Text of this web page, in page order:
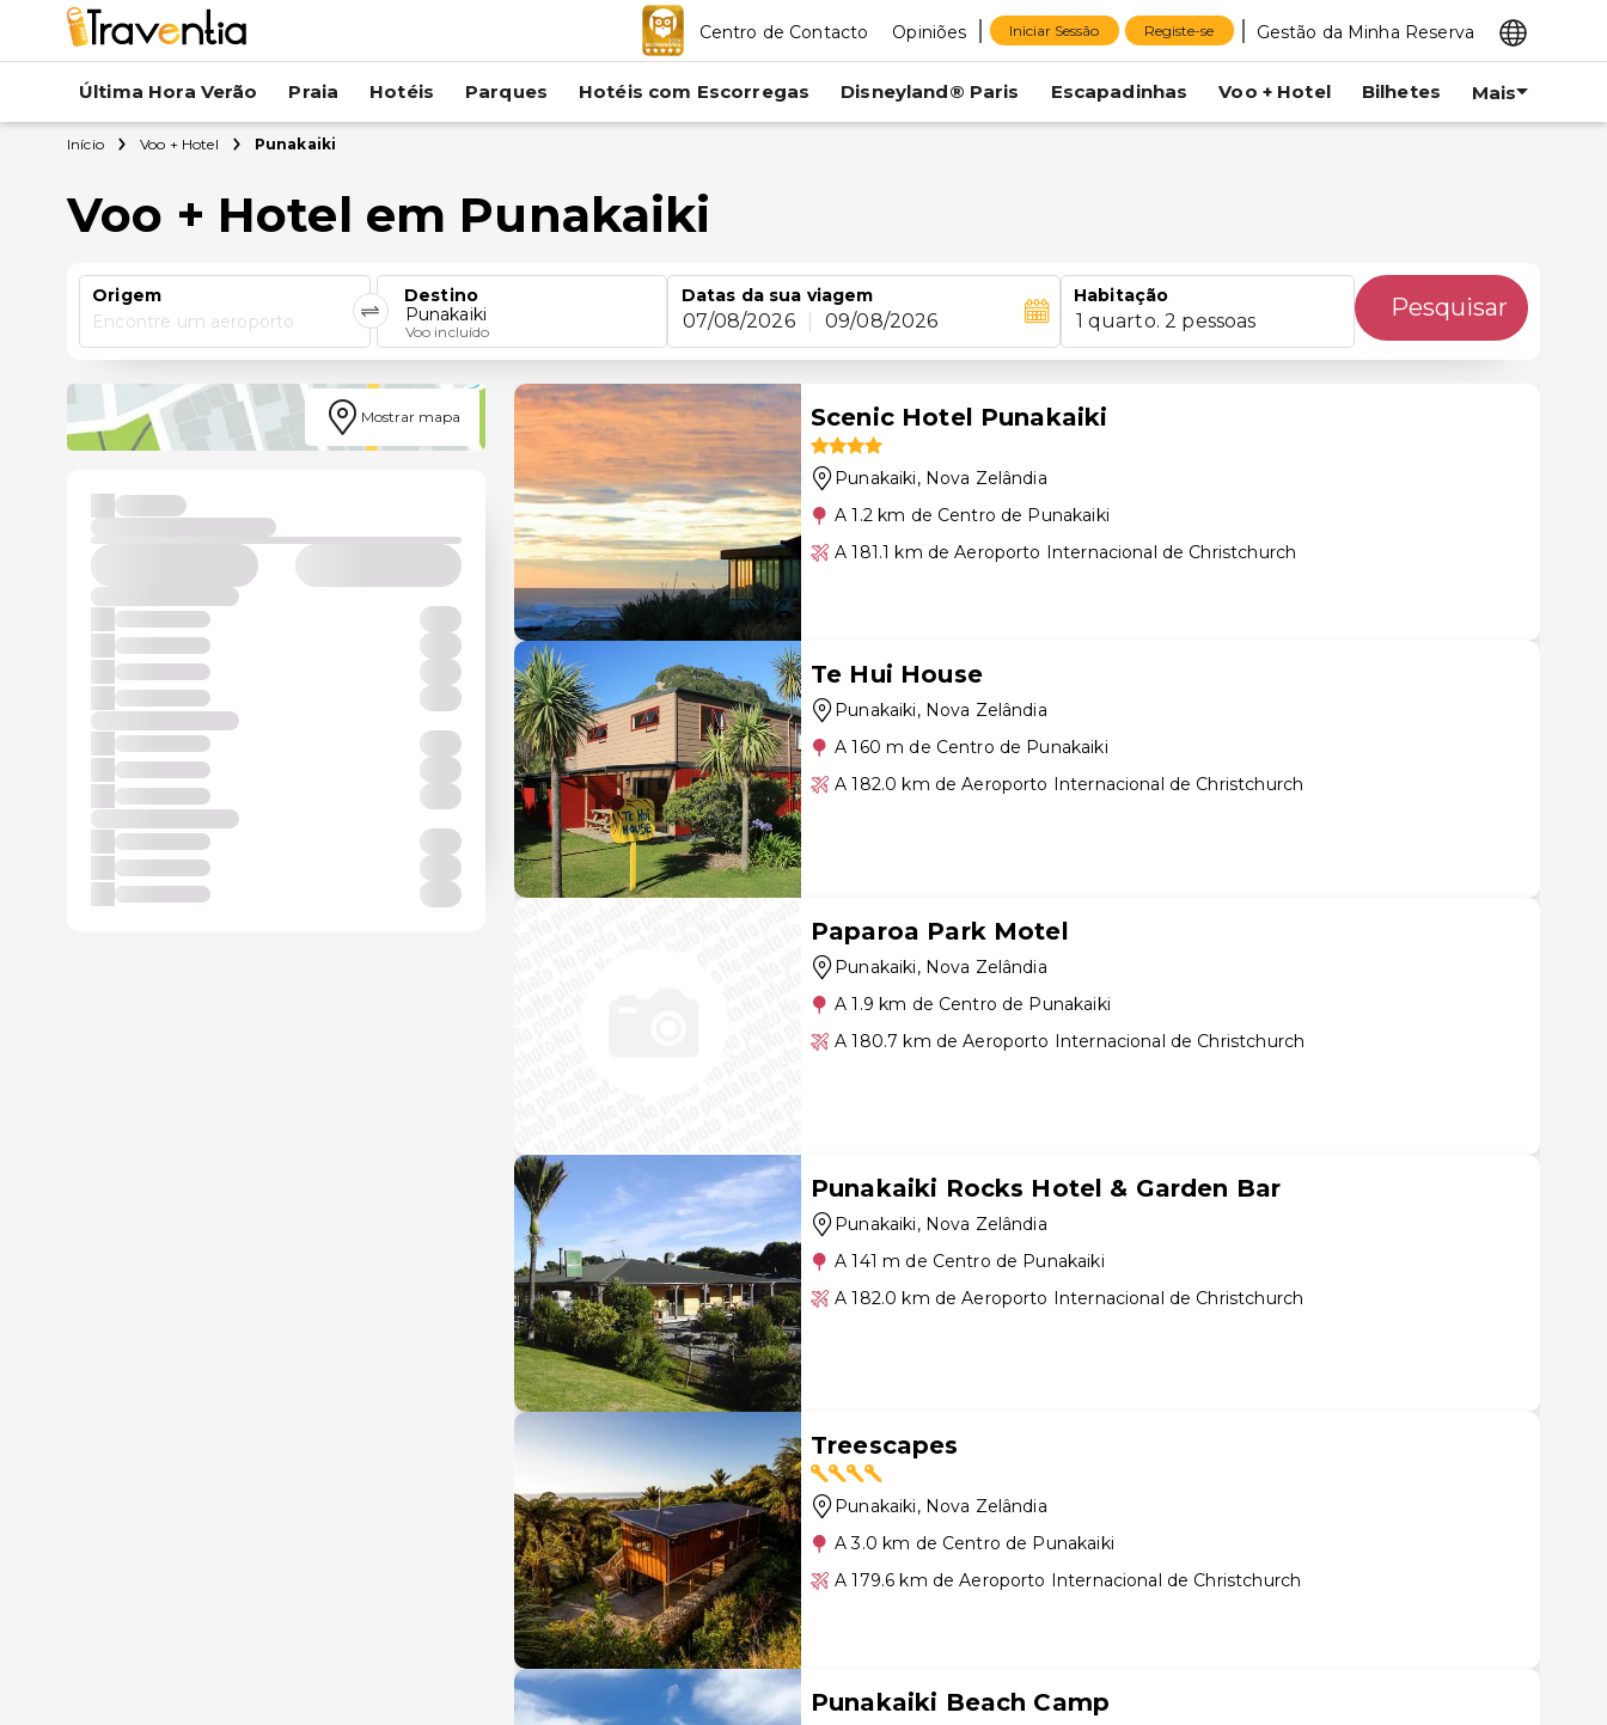
Centro de Contacto Opiniões Iniciar Sessão Registe-se Gestão da Minha Reserva
Última Hora Verão Praia Hotéis Parques Hotéis com Escorregas Disneyland® Paris Escapadinhas Voo + Hotel Bilhetes Mais
Início Voo + Hotel Punakaiki
Voo + Hotel em Punakaiki
Origem
Encontre um aeroporto
Destino
Punakaiki
Voo incluído
Datas da sua viagem
07/08/2026 09/08/2026
Habitação
1 quarto. 2 pessoas Pesquisar
Mostrar mapa Scenic Hotel Punakaiki
Punakaiki, Nova Zelândia
A 1.2 km de Centro de Punakaiki
A 181.1 km de Aeroporto Internacional de Christchurch
Te Hui House
Punakaiki, Nova Zelândia
A 160 m de Centro de Punakaiki
A 182.0 km de Aeroporto Internacional de Christchurch
Paparoa Park Motel
Punakaiki, Nova Zelândia
A 1.9 km de Centro de Punakaiki
A 180.7 km de Aeroporto Internacional de Christchurch
Punakaiki Rocks Hotel & Garden Bar
Punakaiki, Nova Zelândia
A 141 m de Centro de Punakaiki
A 182.0 km de Aeroporto Internacional de Christchurch
Treescapes
Punakaiki, Nova Zelândia
A 3.0 km de Centro de Punakaiki
A 179.6 km de Aeroporto Internacional de Christchurch
Punakaiki Beach Camp